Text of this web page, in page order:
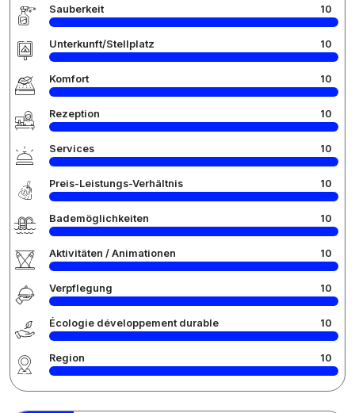
Sauberkeit 10
Unterkunft/Stellplatz 10
Komfort 10
Rezeption 10
Services 10
Preis-Leistungs-Verhältnis 10
Bademöglichkeiten 10
Aktivitäten / Animationen 10
Verpflegung 10
Écologie développement durable 10
Region 10